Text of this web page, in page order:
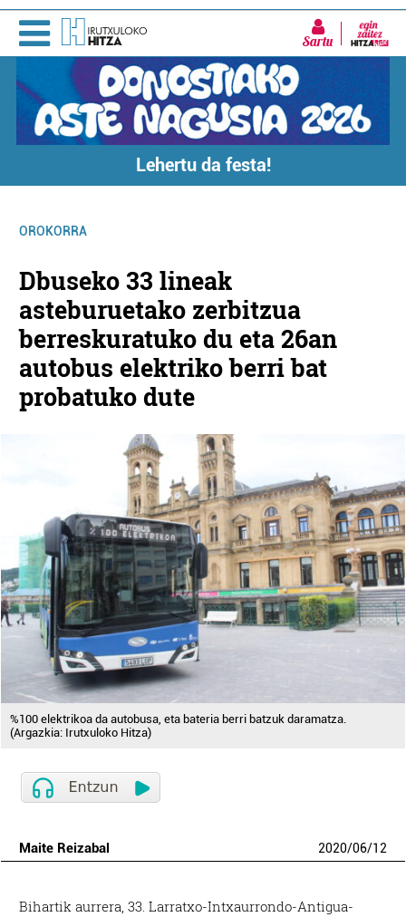
Sartu
Lehertu da festa!
OROKORRA
Dbuseko 33 lineak
asteburuetako zerbitzua
berreskuratuko du eta 26an
autobus elektriko berri bat
probatuko dute
%100 elektrikoa da autobusa, eta bateria berri batzuk daramatza.
(Argazkia: Irutxuloko Hitza)
Maite Reizabal 2020/06/12
Bihartik aurrera, 33. Larratxo-Intxaurrondo-Antigua-